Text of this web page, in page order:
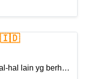
🇮🇩
hal lain yg berh…